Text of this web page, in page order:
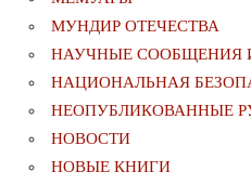
МУНДИР ОТЕЧЕСТВА
НАУЧНЫЕ СООБЩЕНИЯ
НАЦИОНАЛЬНАЯ
НЕОПУБЛИКОВАННЫЕ
НОВОСТИ
НОВЫЕ КНИГИ